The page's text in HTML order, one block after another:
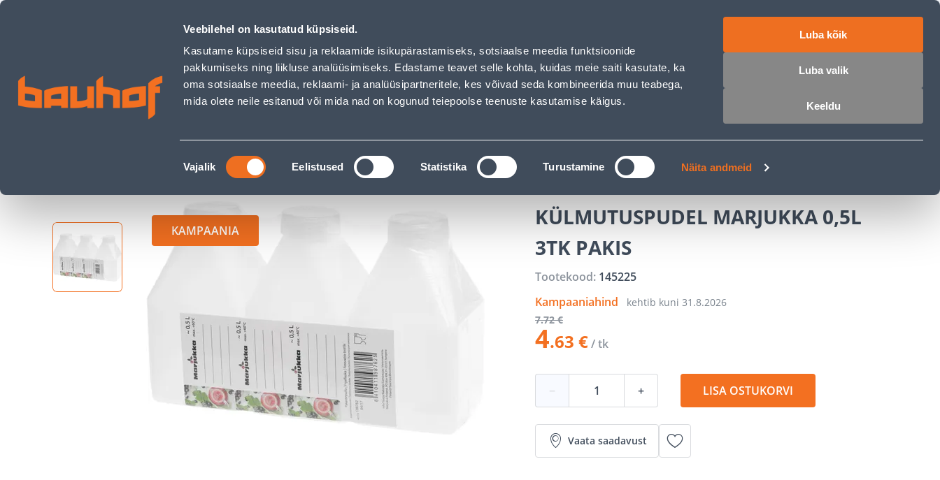
Veebilehel on kasutatud küpsiseid.
Kasutame küpsiseid sisu ja reklaamide isikupärastamiseks, sotsiaalse meedia funktsioonide
pakkumiseks ning liikluse analüüsimiseks. Edastame teavet selle kohta, kuidas meie saiti kasutate, ka
oma sotsiaalse meedia, reklaami- ja analüüsipartneritele, kes võivad seda kombineerida muu teabega,
mida olete neile esitanud või mida nad on kogunud teiepoolse teenuste kasutamise käigus.
Nõusoleku
valik
Vajalik Eelistused Statistika Turustamine Näita andmeid
Luba kõik
Luba valik
Keeldu
KÜLMUTUSPUDEL MARJUKKA 0,5L 3TK PAKIS - Bauhof has loaded ETRUEN
OTSI Logi sisse Ostukorv
TOOTED MEISTRIKLUBI BLOGI
Aed ja aiatehnika Hoidistamine Pudelid ja korgid_ KÜLMUTUSPUDEL MARJUKKA 0,5L 3TK PAKIS
KAMPAANIA
KÜLMUTUSPUDEL MARJUKKA 0,5L
3TK PAKIS
Tootekood: 145225
Kampaaniahind
kehtib kuni 31.8.2026
7.72 €
4.63 €/ tk
− + LISA OSTUKORVI
Vaata saadavust